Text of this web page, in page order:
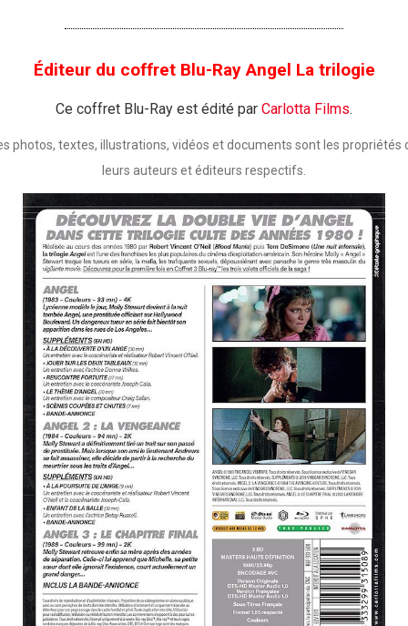
Éditeur du coffret Blu-Ray Angel La trilogie
Ce coffret Blu-Ray est édité par Carlotta Films.
photos, textes, illustrations, vidéos et documents sont les propriétés
leurs auteurs et éditeurs respectifs.